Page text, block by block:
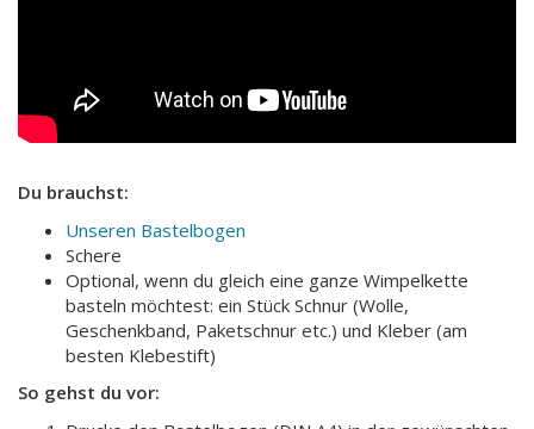
Du brauchst:
Unseren Bastelbogen
Schere
Optional, wenn du gleich eine ganze Wimpelkette
basteln möchtest: ein Stück Schnur (Wolle,
Geschenkband, Paketschnur etc.) und Kleber (am
besten Klebestift)
So gehst du vor: